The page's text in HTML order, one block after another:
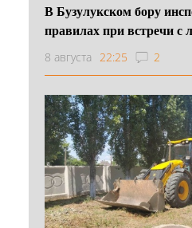
В Бузулукском бору
правилах при встречи с
8 августа 22:25 2